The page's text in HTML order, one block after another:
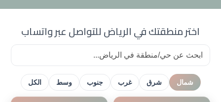
اختر منطقتك في الرياض للتواصل عبر واتساب
شمال شرق غرب جنوب وسط الكل